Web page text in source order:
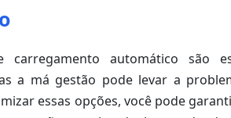
carregamento automático são
a má gestão pode levar a
essas opções, você pode